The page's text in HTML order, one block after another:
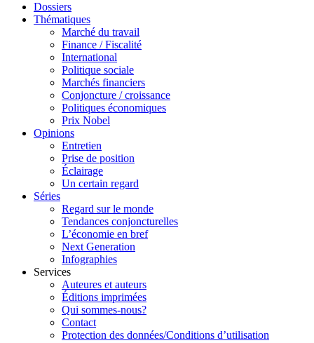
Dossiers
Thématiques
Marché du travail
Finance / Fiscalité
International
Politique sociale
Marchés financiers
Conjoncture / croissance
Politiques économiques
Prix Nobel
Opinions
Entretien
Prise de position
Éclairage
Un certain regard
Séries
Regard sur le monde
Tendances conjoncturelles
L’économie en bref
Next Generation
Infographies
Services
Auteures et auteurs
Éditions imprimées
Qui sommes-nous?
Contact
Protection des données/Conditions d’utilisation